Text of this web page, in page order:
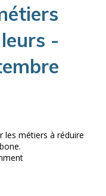
-
les métiers à réduire